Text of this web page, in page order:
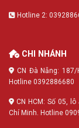
Hotline 2:
CHI NHÁNH
CN Đà Nẵng: 187/
Hotline 0392886680
CN HCM: Số 05, lô
Chí Minh. Hotline